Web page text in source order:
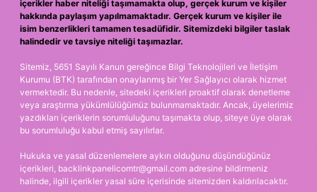
içerikler haber niteliği taşımamakta olup, gerçek kurum ve kişiler
hakkında paylaşım yapılmamaktadır. Gerçek kurum ve kişiler ile
isim benzerlikleri tamamen tesadüfidir. Sitemizdeki bilgiler taslak
halindedir ve tavsiye niteliği taşımazlar.
Sitemiz, 5651 Sayılı Kanun gereğince Bilgi Teknolojileri ve İletişim
Kurumu (BTK) tarafından onaylanmış bir Yer Sağlayıcı olarak hizmet
vermektedir. Bu nedenle, sitedeki içerikleri proaktif olarak denetleme
veya araştırma yükümlülüğümüz bulunmamaktadır. Ancak, üyelerimiz
yazdıkları içeriklerin sorumluluğunu taşımakta olup, siteye üye olarak
bu sorumluluğu kabul etmiş sayılırlar.
Hukuka ve yasal düzenlemelere aykırı olduğunu düşündüğünüz
içerikleri, backlinkpanelicomtr@gmail.com adresine bildirmeniz
halinde, ilgili içerikler yasal süre içerisinde sitemizden kaldırılacaktır.